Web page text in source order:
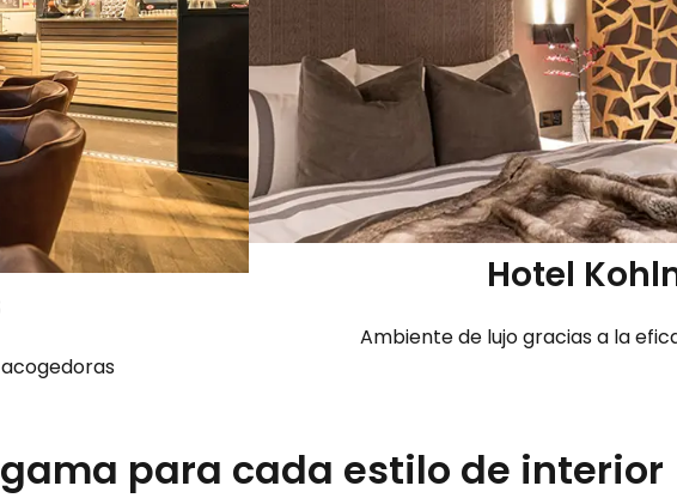
Hotel
Ambiente de lujo gracias a la
para cada estilo de interior